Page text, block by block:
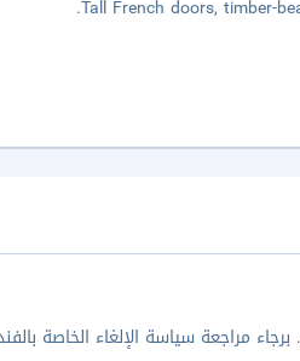
Tall French doors, timber-
مراجعة سياسة الإلغاء الخاصة